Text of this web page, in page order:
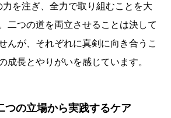
力を注ぎ、全力で取り組むことを大
二つの道を両立させることは決して
んが、それぞれに真剣に向き合うこ
成長とやりがいを感じています。
つの立場から実践するケア